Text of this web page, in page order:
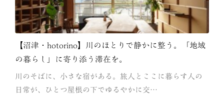
北伊豆
中伊豆
CATEGORY
海 岬
【沼津・hotorino】川のほとりで静かに整う。「地域
の暮らし」に寄り添う滞在を。
川のそばに、小さな宿がある。旅人とここに暮らす人の
日常が、ひとつ屋根の下でゆるやかに交…